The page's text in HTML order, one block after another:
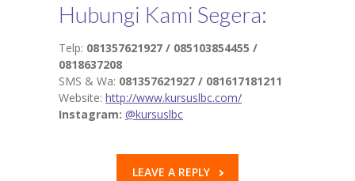
Hubungi Kami Segera:
Telp: 081357621927 / 085103854455 /
0818637208
SMS & Wa: 081357621927 / 081617181211
Website: http://www.kursuslbc.com/
Instagram: @kursuslbc
LEAVE A REPLY